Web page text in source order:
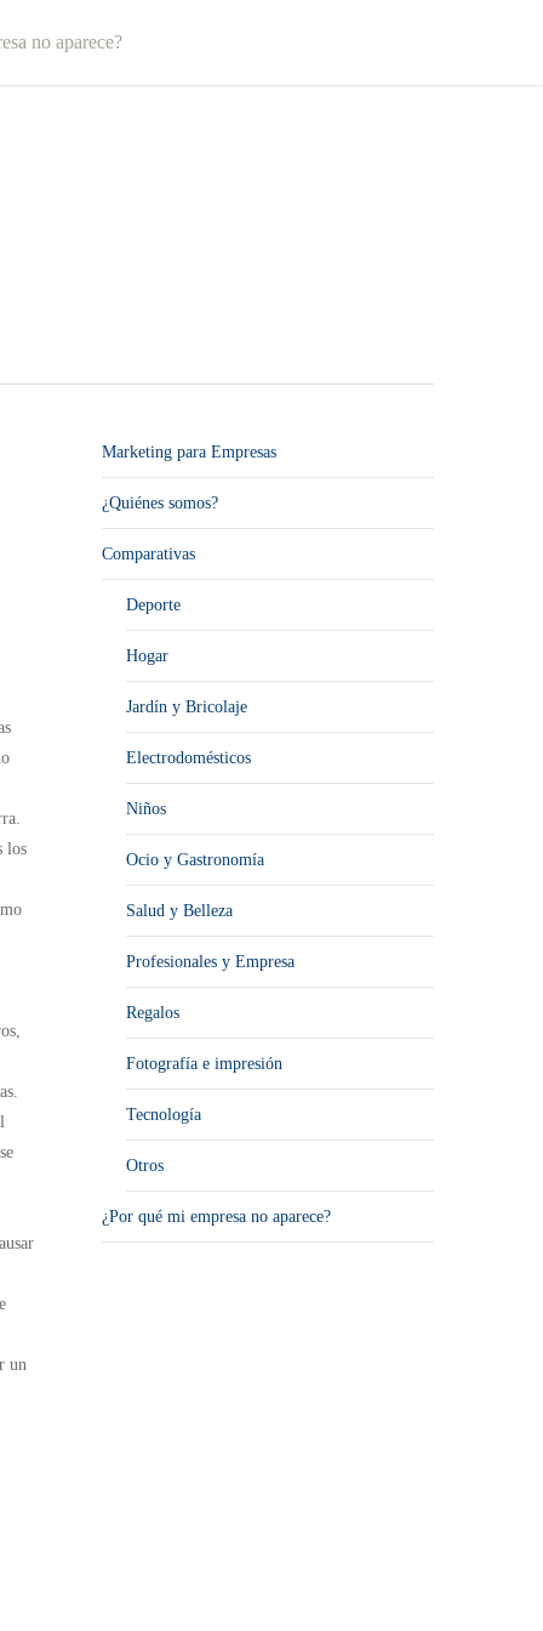
no aparece?
los
un
Marketing para Empresas
¿Quiénes somos?
Comparativas
Deporte
Hogar
Jardín y Bricolaje
Electrodomésticos
Niños
Ocio y Gastronomía
Salud y Belleza
Profesionales y Empresa
Regalos
Fotografía e impresión
Tecnología
Otros
¿Por qué mi empresa no aparece?